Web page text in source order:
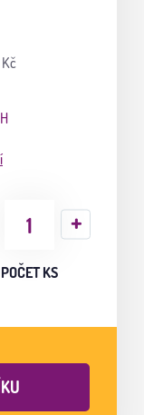
POČET KS